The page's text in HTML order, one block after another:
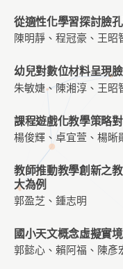
從適性化學習探討臉
陳明靜、程冠豪、王昭
幼兒對數位材料呈現
朱敏婕、陳湘淳、王昭
課程遊戲化教學策略
楊俊輝、卓宜萱、楊晰
教師推動教學創新之
大為例
郭盈芝、鍾志明
國小天文概念虛擬實
郭懿心、賴阿福、陳彥